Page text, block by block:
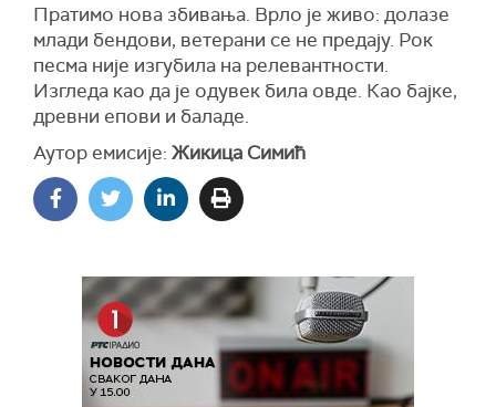
Пратимо нова збивања. Врло је живо: долазе
млади бендови, ветерани се не предају. Рок
песма није изгубила на релевантности.
Изгледа као да је одувек била овде. Као бајке,
древни епови и баладе.
Аутор емисије: Жикица Симић